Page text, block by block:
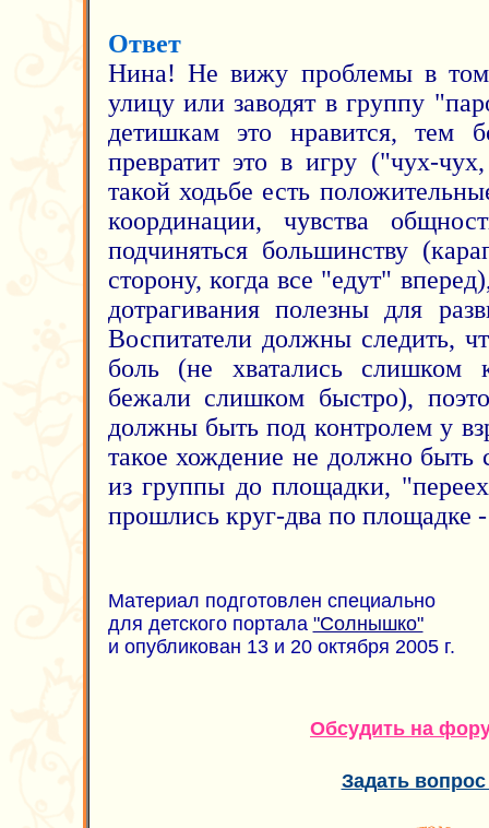
Ответ
Нина! Не вижу проблемы в
улицу или заводят в группу
детишкам это нравится, тем
превратит это в игру ("чух-
такой ходьбе есть
координации, чувства
подчиняться большинству
сторону, когда все "едут"
дотрагивания полезны для
Воспитатели должны следить,
боль (не хватались слишком
бежали слишком быстро),
должны быть под контролем у
такое хождение не должно
из группы до площадки,
прошлись круг-два по площадке -
Материал подготовлен специально
для детского портала "Солнышко"
и опубликован 13 и 20 октября 2005 г.
Обсудить на
Задать